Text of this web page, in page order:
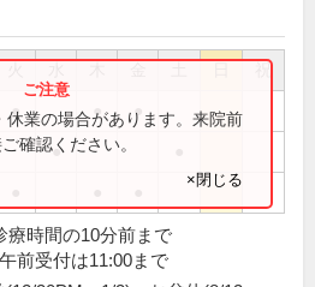
祝
● ● ●
●
休業の場合があります。来院前
確認ください。
×閉じる
療時間の10分前まで
前受付は11:00まで